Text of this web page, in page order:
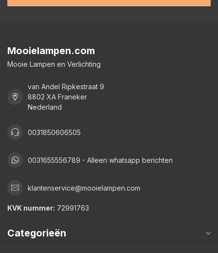
Mooielampen.com
Mooie Lampen en Verlichting
van Andel Ripkestraat 9
8802 XA Franeker
Nederland
0031850606505
0031655556789 - Alleen whatsapp berichten
klantenservice@mooielampen.com
KVK nummer: 72991763
Categorieën